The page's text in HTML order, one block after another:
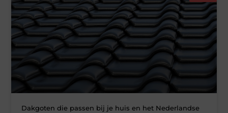
Dakgoten die passen bij je huis en het Nederlandse